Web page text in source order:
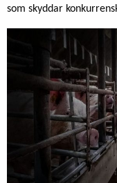
som skyddar